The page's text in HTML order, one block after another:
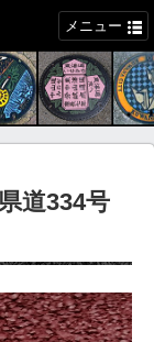
メニュー
道334号